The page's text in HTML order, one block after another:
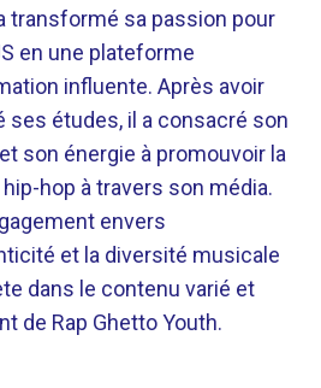
transformé sa passion pour
en une plateforme
influente. Après avoir
ses études, il a consacré son
son énergie à promouvoir la
hop à travers son média.
envers
et la diversité musicale
dans le contenu varié et
de Rap Ghetto Youth.